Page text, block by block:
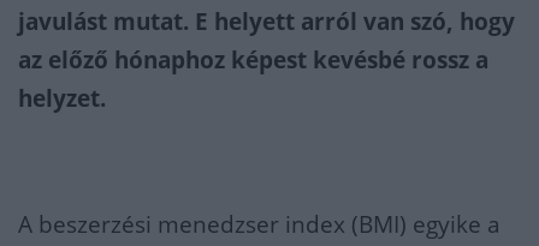
javulást mutat. E helyett arról van szó, hogy
az előző hónaphoz képest kevésbé rossz a
helyzet.
A beszerzési menedzser index (BMI) egyike a